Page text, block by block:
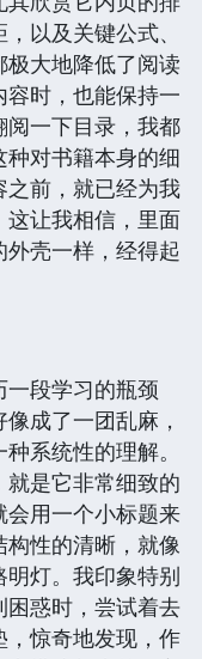
以及关键公式、
大地降低了阅读
时，也能保持一
一下目录，我都
对书籍本身的细
前，就已经为我
让我相信，里面
壳一样，经得起
段学习的瓶颈
成了一团乱麻，
系统性的理解。
是它非常细致的
用一个小标题来
性的清晰，就像
灯。我印象特别
惑时，尝试着去
惊奇地发现，作